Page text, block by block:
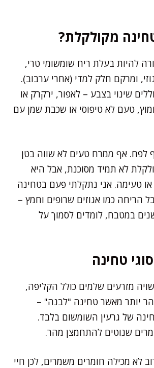
מקולקלת?
להיות בעלת ריח שומשומי טרי,
ומרקם חלק למדי (אחרי ערבוב).
שינוי בצבע – לאפור, ירקרק או
טעם לא טיפוסי או שכבת שמן עם
לפח. אף ממרח טעים לא שווה בטן
לא תמיד מסוכנת, אבל היא
טעימה. אני נתקלתי פעם בטחינה
הריחה כמו אגוזים שרופים וחמץ –
במטבח, לומדים לסמוך על
טחינה
מזרעים שלמים כולל הקליפה,
יותר מאשר טחינה "לבנה" –
של גרעין השומשום בלבד.
שנוטים להתחמצן מהר.
לא מכילה חומרים משמרים, לכן חיי